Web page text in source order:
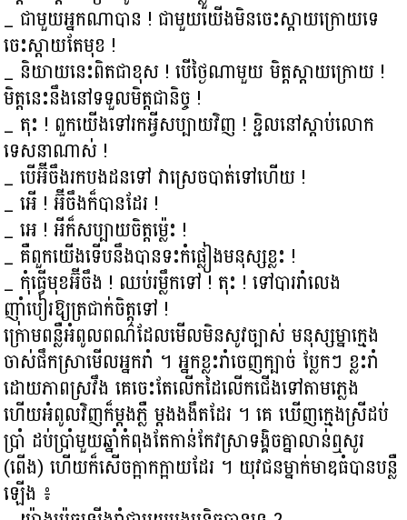
_ ជាមួយអ្នកណាបាន ! ជាមួយយើងមិនចេះស្ដាយក្រោយទេ
ចេះស្ដាយតែមុខ !
_ និយាយនេះពិតជាខុស ! បើថ្ងៃណាមួយ មិត្តស្ដាយក្រោយ !
មិត្តនេះនឹងនៅទទួលមិត្តជានិច្ច !
_ តុះ ! ពួកយើងទៅរកអ្វីសប្បាយវិញ ! ខ្ជិលនៅស្ដាប់លោក
ទេសនាណាស់ !
_ បើអ៊ីចឹងរកបងដនទៅ វាស្រេចបាត់ទៅហើយ !
_ អើ ! អ៊ីចឹងក៏បានដែរ !
_ អេ ! អីក៏សប្បាយចិត្តម្ល៉េះ !
_ គឺពួកយើងទើបនឹងបានទះកំផ្លៀងមនុស្សខ្លះ !
_ កុំធ្វើមុខអ៊ីចឹង ! ឈប់រម្លឹកទៅ ! តុះ ! ទៅបាររាំលេង
ញ៉ាំបៀរឱ្យត្រជាក់ចិត្តទៅ !
ក្រោមពន្លឺអំពូលពណ៌ដែលមើលមិនសូវច្បាស់ មនុស្សម្នាក្មេង
ចាស់ផឹកស្រាមើលអ្នករាំ ។ អ្នកខ្លះរាំចេញក្បាច់ ប្លែកៗ ខ្លះរាំ
ដោយភាពស្រវឹង គេចេះតែលើកដៃលើកជើងទៅតាមភ្លេង
ហើយអំពូលវិញក៏ម្ដងភ្លឺ ម្ដងងងឹតដែរ ។ គេ ឃើញក្មេងស្រីដប់
ប្រាំ ដប់ប្រាំមួយឆ្នាំកំពុងតែកាន់កែវស្រាទង្គិចគ្នាលាន់ឮសូរ
(ពើង) ហើយក៏សើចក្អាកក្អាយដែរ ។ យុវជនម្នាក់មាឌធំបានបន្លឺ
ឡើង ៖